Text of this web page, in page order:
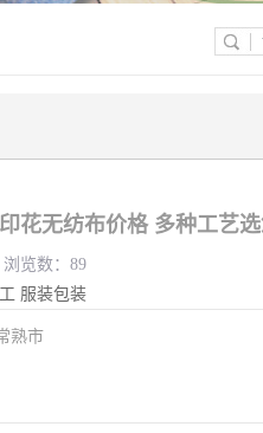
花无纺布价格 多种工艺
览数：89
服装包装
熟市